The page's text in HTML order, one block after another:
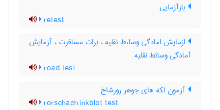
بازآزمایی
retest
ازمایش امادگی وساءط نقلیه ، برات مسافرت ، آزمایش
آمادگی وسائط نقلیه
road test
آزمون لکه های جوهر رورشاخ
rorschach inkblot test